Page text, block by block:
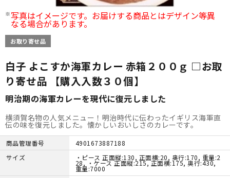
写真はイメージです。お届けする商品とはデザイン等異
なる場合があります。
お取り寄せ品
白子 よこすか海軍カレー 赤箱２００ｇ □お取
り寄せ品 【購入入数３０個】
明治期の海軍カレーを現代に復元しました
横須賀名物の人気メニュー！明治時代に伝わったイギリス海軍直
伝の味を復元しました。懐かしいおいしさのカレーです。
商品管理番号
4901673887188
サイズ
・ピース 正面縦:130, 正面横:20, 奥行:170, 重量:2
28, ・ケース 正面縦:215, 正面横:175, 奥行:430,
重量:7000